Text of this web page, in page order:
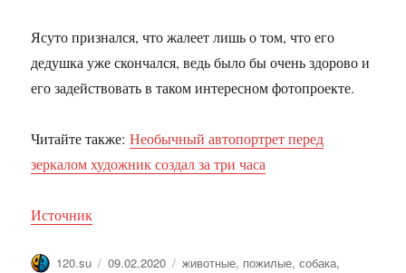
Ясуто признался, что жалеет лишь о том, что его
дедушка уже скончался, ведь было бы очень здорово и
его задействовать в таком интересном фотопроекте.
Читайте также:Необычный автопортрет перед
зеркалом художник создал за три часа
Источник
Автор
120.su Опубликовано
09.02.2020 Метки
животные, пожилые,собака,